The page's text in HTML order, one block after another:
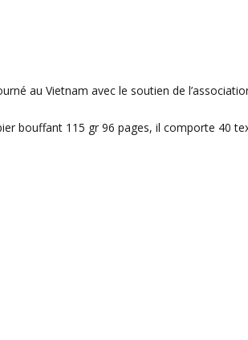
au Vietnam avec le soutien de
bouffant 115 gr 96 pages, il comporte 40